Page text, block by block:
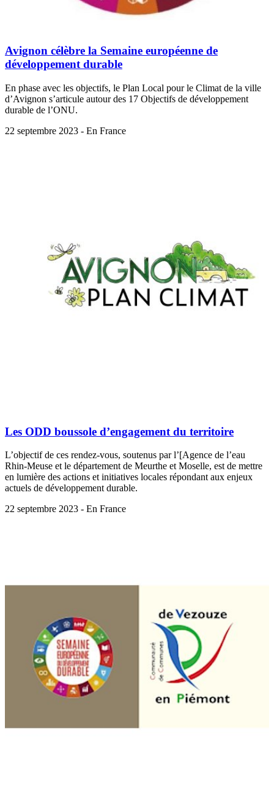
Avignon célèbre la Semaine européenne de
développement durable
En phase avec les objectifs, le Plan Local pour le Climat de la ville
d’Avignon s’articule autour des 17 Objectifs de développement
durable de l’ONU.
22 septembre 2023 - En France
Les ODD boussole d’engagement du territoire
L’objectif de ces rendez-vous, soutenus par l’[Agence de l’eau
Rhin-Meuse et le département de Meurthe et Moselle, est de mettre
en lumière des actions et initiatives locales répondant aux enjeux
actuels de développement durable.
22 septembre 2023 - En France